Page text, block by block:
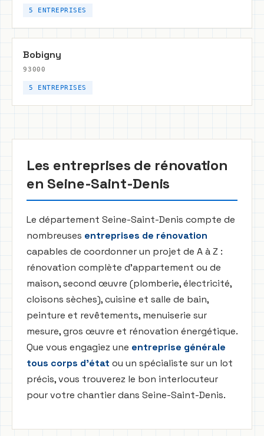
5 ENTREPRISES
Bobigny
93000
5 ENTREPRISES
Les entreprises de rénovation
en Seine-Saint-Denis
Le département Seine-Saint-Denis compte de
nombreuses entreprises de rénovation
capables de coordonner un projet de A à Z :
rénovation complète d'appartement ou de
maison, second œuvre (plomberie, électricité,
cloisons sèches), cuisine et salle de bain,
peinture et revêtements, menuiserie sur
mesure, gros œuvre et rénovation énergétique.
Que vous engagiez une entreprise générale
tous corps d'état ou un spécialiste sur un lot
précis, vous trouverez le bon interlocuteur
pour votre chantier dans Seine-Saint-Denis.